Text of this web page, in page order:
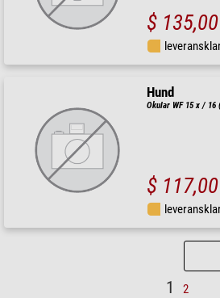
$ 135,00
Hund
Okular WF 15 x /
$ 117,00
1 2